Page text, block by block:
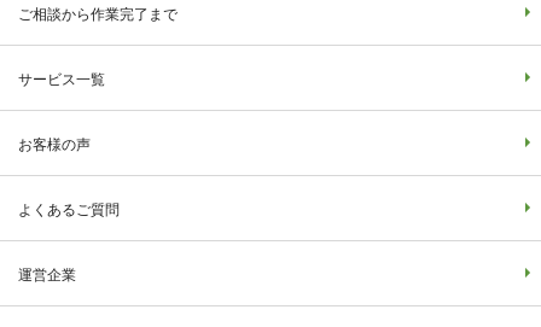
ご相談から作業完了まで
サービス一覧
お客様の声
よくあるご質問
運営企業